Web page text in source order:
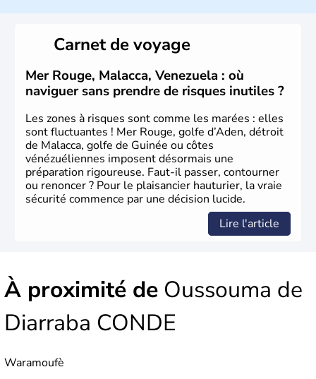
Carnet de voyage
Mer Rouge, Malacca, Venezuela : où
naviguer sans prendre de risques inutiles ?
Les zones à risques sont comme les marées : elles
sont fluctuantes ! Mer Rouge, golfe d’Aden, détroit
de Malacca, golfe de Guinée ou côtes
vénézuéliennes imposent désormais une
préparation rigoureuse. Faut-il passer, contourner
ou renoncer ? Pour le plaisancier hauturier, la vraie
sécurité commence par une décision lucide.
Lire l'article
À proximité de Oussouma de
Diarraba CONDE
Waramoufè